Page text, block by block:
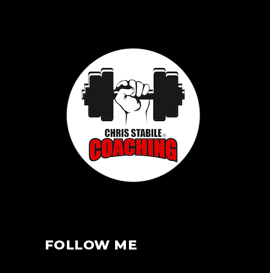
FOLLOW ME